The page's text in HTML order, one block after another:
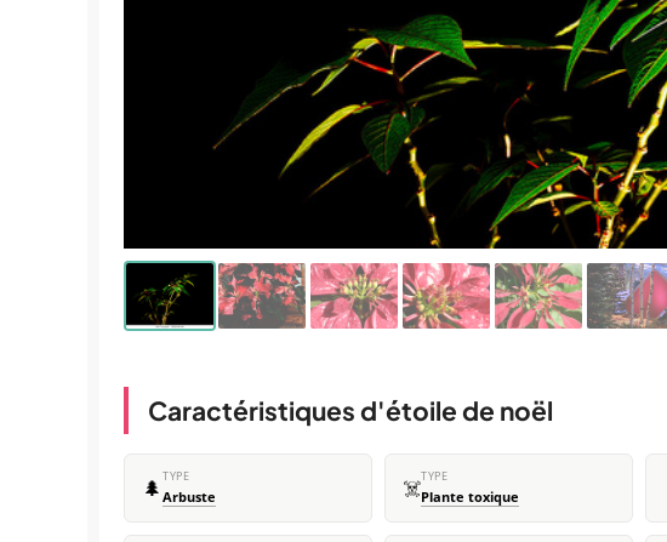
Caractéristiques d'étoile de noël
🌲 TYPE
Arbuste ☠️TYPE
Plante toxique